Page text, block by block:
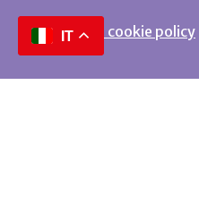
Privacy e cookie policy
IT